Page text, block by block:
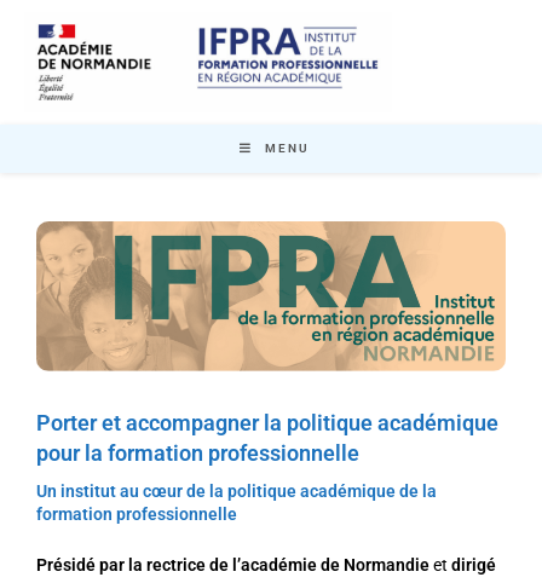
MENU
Porter et accompagner la politique académique
pour la formation professionnelle
Un institut au cœur de la politique académique de la
formation professionnelle
Présidé par la rectrice de l’académie de Normandieet dirigé